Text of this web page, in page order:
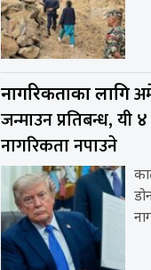
नागरिकताका लागि
जन्माउन प्रतिबन्ध,
नागरिकता नपाउने